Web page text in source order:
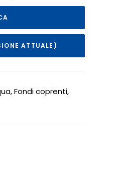
ATTUALE)
,Fondi coprenti,